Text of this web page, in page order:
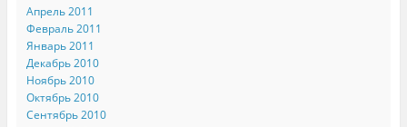
Апрель 2011
Февраль 2011
Январь 2011
Декабрь 2010
Ноябрь 2010
Октябрь 2010
Сентябрь 2010